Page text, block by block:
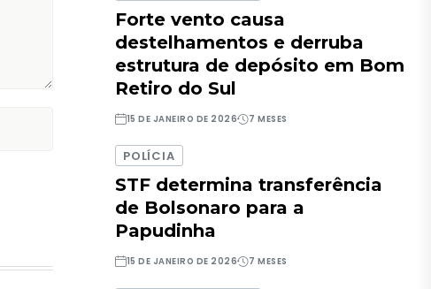
Forte vento causa
destelhamentos e derruba
estrutura de depósito em Bom
Retiro do Sul
15 DE JANEIRO DE 2026 7 MESES
POLÍCIA
STF determina transferência
de Bolsonaro para a
Papudinha
15 DE JANEIRO DE 2026 7 MESES